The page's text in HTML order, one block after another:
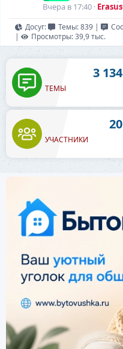
Вчера в 17:40 Erasus
Досуг: Темы: 839 |
|
Просмотры: 39,9 тыс.
3 134
ТЕМЫ
20
УЧАСТНИКИ